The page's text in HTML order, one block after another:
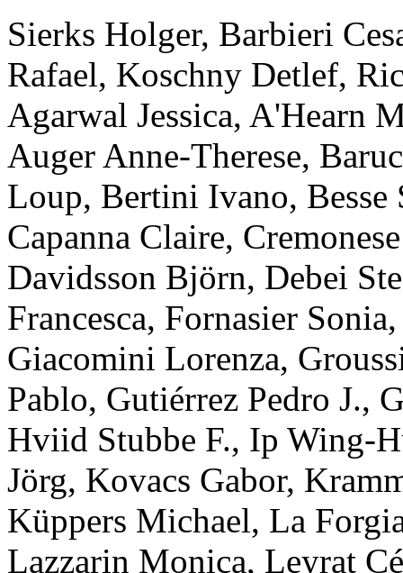
Sierks Holger, Barbieri
Rafael, Koschny Detlef,
Agarwal Jessica, A'Hearn
Auger Anne-Therese,
Loup, Bertini Ivano, Besse
Capanna Claire, Cremonese
Davidsson Björn, Debei
Francesca, Fornasier Sonia
Giacomini Lorenza,
Pablo, Gutiérrez Pedro J.,
Hviid Stubbe F., Ip Wing-
Jörg, Kovacs Gabor,
Küppers Michael, La
Lazzarin Monica, Leyrat